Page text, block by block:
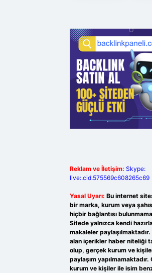
Reklam ve İletişim: Skype:
live:.cid.575569c608265c69
Yasal Uyarı: Bu internet
bir marka, kurum veya
hiçbir bağlantısı
Sitede yalnızca kendi
makaleler
alan içerikler haber niteliği
olup, gerçek kurum ve
paylaşım yapılmamaktadır.
kurum ve kişiler ile isim